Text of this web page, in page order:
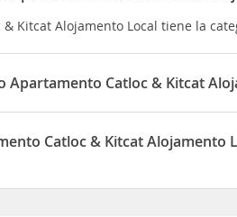
& Kitcat Alojamento Local tiene la
Apartamento Catloc & Kitcat
Kitcat Alojamento Local está
Catloc & Kitcat Alojamento